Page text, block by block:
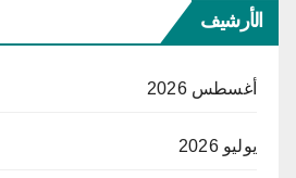
الأرشيف
أغسطس 2026
يوليو 2026